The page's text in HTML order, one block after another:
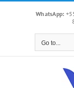
WhatsApp:
Go to...